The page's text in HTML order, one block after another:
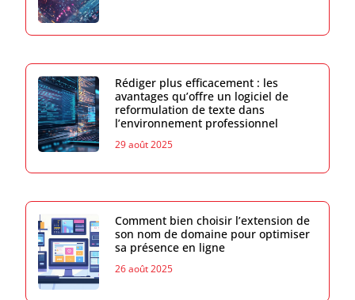
Rédiger plus efficacement : les
avantages qu’offre un logiciel de
reformulation de texte dans
l’environnement professionnel
29 août 2025
Comment bien choisir l’extension de
son nom de domaine pour optimiser
sa présence en ligne
26 août 2025